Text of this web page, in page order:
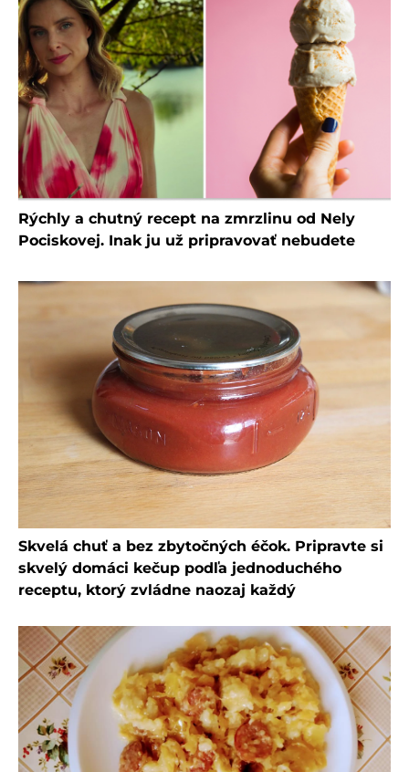
Rýchly a chutný recept na zmrzlinu od Nely
Pociskovej. Inak ju už pripravovať nebudete
Skvelá chuť a bez zbytočných éčok. Pripravte si
skvelý domáci kečup podľa jednoduchého
receptu, ktorý zvládne naozaj každý